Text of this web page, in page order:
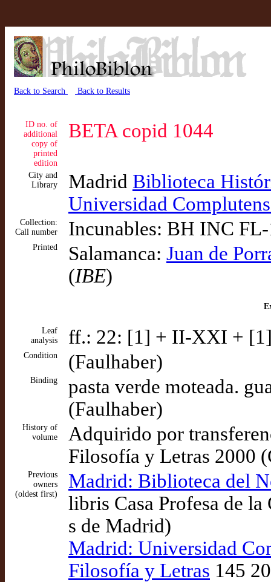
Back to Search Back to Results
ID no. of
additional
copy of
printed
edition
BETA copid 1044
City and
Library
Madrid Biblioteca
Universidad
Collection:
Call number
Incunables: BH INC
Printed Salamanca: Juan de
(IBE)
Leaf
analysis
ff.: 22: [1] + II-XXI +
Condition (Faulhaber)
Binding
pasta verde moteada.
(Faulhaber)
History of
volume
Adquirido por
Filosofía y Letras 2000
Previous
owners
(oldest first)
Madrid: Biblioteca del
libris Casa Profesa de la
s de Madrid)
Madrid: Universidad
Filosofía y Letras 145